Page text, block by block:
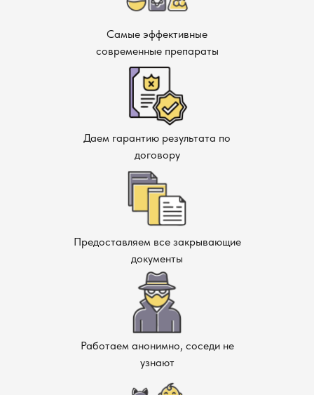
Самые эффективные
современные препараты
Даем гарантию результата по
договору
Предоставляем все закрывающие
документы
Работаем анонимно, соседи не
узнают